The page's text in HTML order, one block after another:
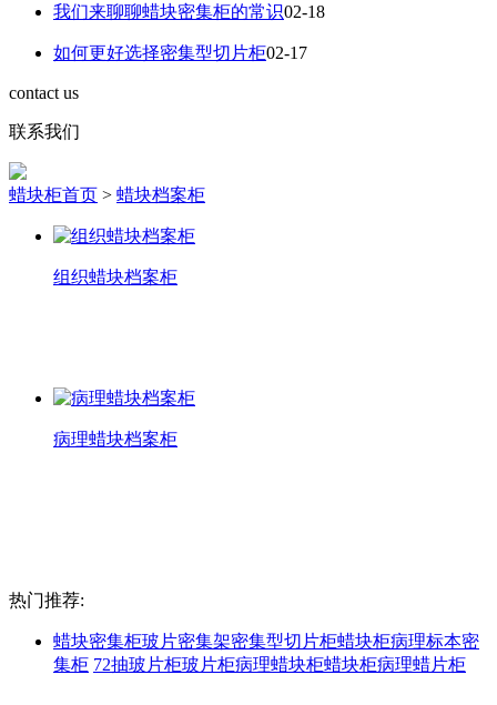
我们来聊聊蜡块密集柜的常识02-18
如何更好选择密集型切片柜02-17
contact us
联系我们
蜡块柜首页 > 蜡块档案柜
组织蜡块档案柜
病理蜡块档案柜
热门推荐:
蜡块密集柜玻片密集架密集型切片柜蜡块柜病理标本密
集柜 72抽玻片柜玻片柜病理蜡块柜蜡块柜病理蜡片柜